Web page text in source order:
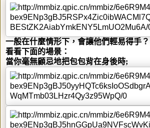
一般在什麼情形下，會讓他們輕易得手？
看看下面的場景：
當你毫無顧忌地把包包背在身後時;